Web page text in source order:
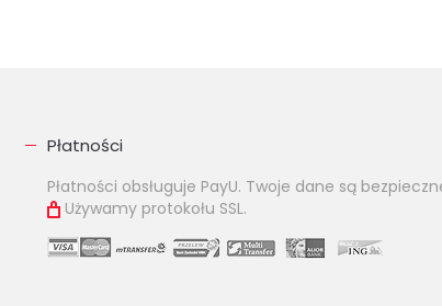
Płatności
Płatności obsługuje PayU. Twoje dane są
Używamy protokołu SSL.